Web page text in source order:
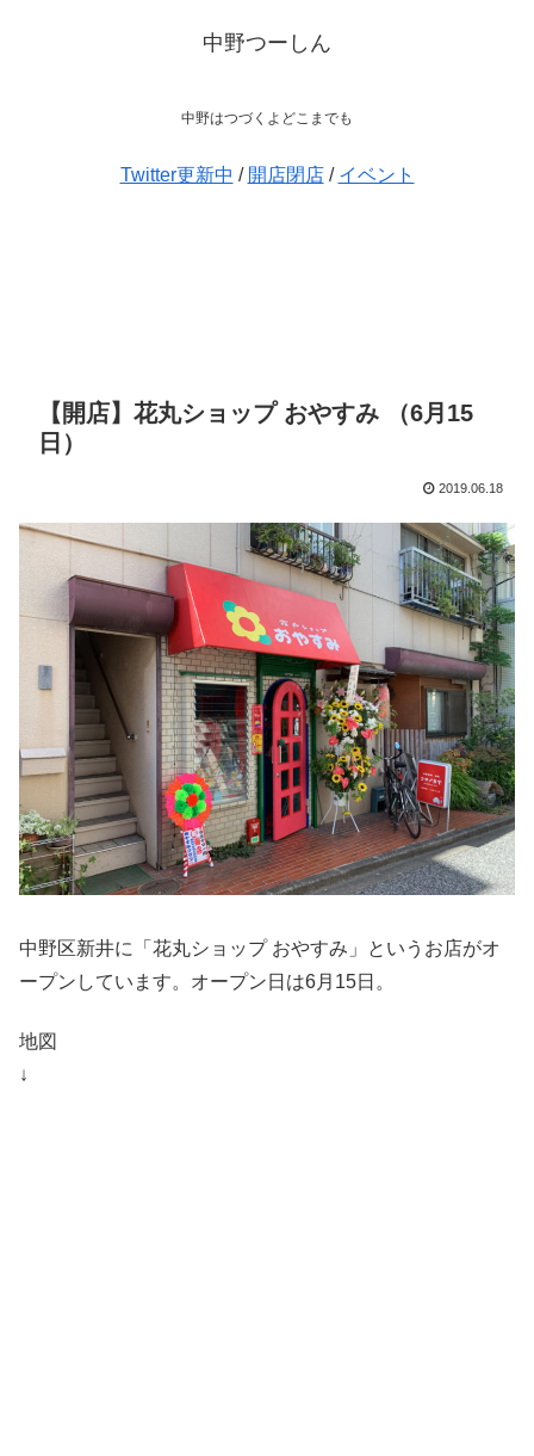
中野つーしん
中野はつづくよどこまでも
Twitter更新中 / 開店閉店/ イベント
【開店】花丸ショップ おやすみ （6月15
日）
2019.06.18
中野区新井に「花丸ショップ おやすみ」というお店がオ
ープンしています。オープン日は6月15日。
地図
↓